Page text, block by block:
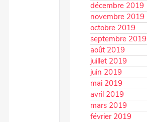
décembre 2019
novembre 2019
octobre 2019
septembre 2019
août 2019
juillet 2019
juin 2019
mai 2019
avril 2019
mars 2019
février 2019